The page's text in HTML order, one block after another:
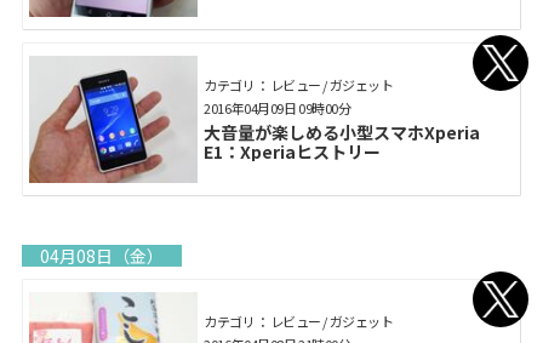
カテゴリ： レビュー / ガジェット
大音量が楽しめる小型スマホXperia
E1：Xperiaヒストリー
2016年04月09日 09時00分
04月08日（金）
カテゴリ： レビュー / ガジェット